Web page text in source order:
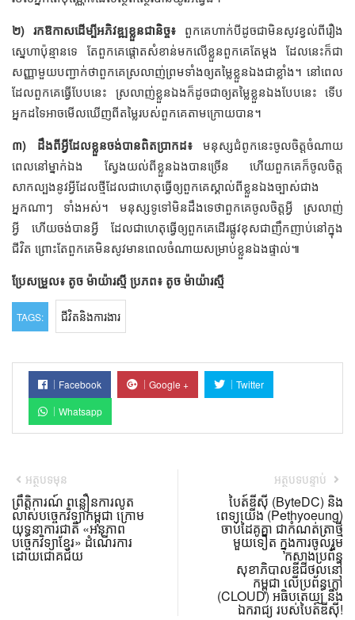
២) រកឱកាសដើម្បីអភិវឌ្ឍខ្លួនជានិច្ច៖ ពួកគេហាក់បីដូចជាមិនសូវខ្វល់ពីរឿង
ស្នេហាប៉ុន្មានទេ តែពួកគេផ្ដោតសំខាន់មកលើខ្លួនពួកគេតែម្ដង ដែលនេះក៏ជា
សញ្ញាមួយបញ្ជាក់ថាពួកគេស្រលាញ់ព្រមទាំងឲ្យតម្លៃខ្លួនឯងជាខ្លាំង។ នៅពេល
ដែលពួកគេធ្វើបែបនេះ ស្រលាញ់ខ្លួនឯងក៏ដូចជាឲ្យតម្លៃខ្លួនឯងបែបនេះ ទើប
អ្នកដទៃអាចមើលឃើញពីតម្លៃរបស់ពួកគេតាមក្រោយបាន។
៣) ដឹងពីអ្វីដែលខ្លួនចង់បានពិតប្រាកដ៖ មនុស្សជំពូកនេះចូលចិត្តចំណាយ
ពេលនៅម្នាក់ឯង ស្វែងយល់ពីខ្លួនឯងបានច្រើន ហើយពួកគេក៏ចូលចិត្ត
សាកល្បងនូវអ្វីដែលថ្មីដែលជាហេតុធ្វើឲ្យពួកគេស្គាល់ពីខ្លួនឯងច្បាស់ជាង
អ្នកណាៗ ទាំងអស់។ មនុស្សទូទៅមិនដឹងទេថាពួកគេចូលចិត្តអ្វី ស្រលាញ់
អ្វី ហើយចង់បានអ្វី ដែលជាហេតុធ្វើឲ្យពួកគេដើរផ្លូវខុសជាញឹកញាប់នៅក្នុង
ជីវិត ព្រោះតែពួកគេមិនសូវមានពេលចំណាយសម្រាប់ខ្លួនឯងផ្ទាល់៕
ប្រែសម្រួល៖ តូច ម៉ាយ៉ារស្មីប្រភព៖ តូច ម៉ាយ៉ារស្មី
TAGS: ជីវិតនិងការងារ
Facebook Google +
Twitter
Whatsapp
អត្ថបទមុន
ព្រឹត្តិការណ៍ ពន្លឿនការលូត
លាស់បច្ចេកវិទ្យាកម្ពុជា ក្រោម
យុទ្ធនាការជាតិ «អនុភាព
បច្ចេកវិទ្យាខ្មែរ» ដំណើរការ
ដោយជោគជ័យ
អត្ថបទបន្ទាប់
បៃត៍ឌីស៊ី (ByteDC) និង
ពេទ្យយើង (Pethyoeung)
ចាប់ដៃគូគ្នា ជាកំណត់ត្រាថ្មី
មួយទៀត ក្នុងការចូលរួម
កសាងប្រព័ន្ធ
សុខាភិបាលឌីជីថល​នៅ
កម្ពុជា លើប្រព័ន្ធក្លៅ
(CLOUD) អធិបតេយ្យ និង
ឯករាជ្យ របស់បៃត៍ឌីស៊ី!